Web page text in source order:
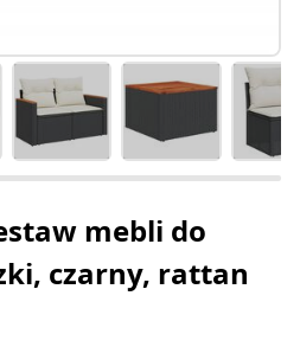
mebli do
czarny, rattan